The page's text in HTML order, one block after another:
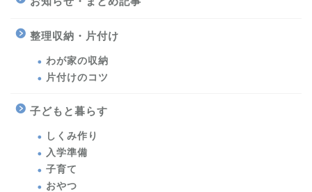
整理収納・片付け
わが家の収納
片付けのコツ
子どもと暮らす
しくみ作り
入学準備
子育て
おやつ